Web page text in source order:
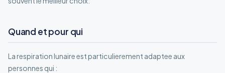
Quand et pour qui
La respiration lunaire est particulierement adaptee aux
personnes qui :